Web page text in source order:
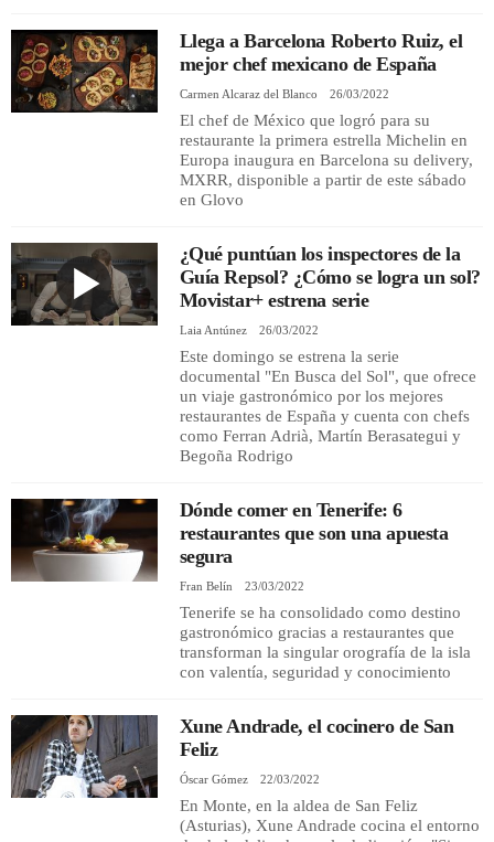
REGISTRO
INICIAR SESIÓN
Llega a Barcelona Roberto Ruiz, el
mejor chef mexicano de España
Carmen Alcaraz del Blanco 26/03/2022
El chef de México que logró para su
restaurante la primera estrella Michelin en
Europa inaugura en Barcelona su delivery,
MXRR, disponible a partir de este sábado
en Glovo
¿Qué puntúan los inspectores de la
Guía Repsol? ¿Cómo se logra un sol?
Movistar+ estrena serie
Laia Antúnez 26/03/2022
Este domingo se estrena la serie
documental "En Busca del Sol", que ofrece
un viaje gastronómico por los mejores
restaurantes de España y cuenta con chefs
como Ferran Adrià, Martín Berasategui y
Begoña Rodrigo
Dónde comer en Tenerife: 6
restaurantes que son una apuesta
segura
Fran Belín 23/03/2022
Tenerife se ha consolidado como destino
gastronómico gracias a restaurantes que
transforman la singular orografía de la isla
con valentía, seguridad y conocimiento
Xune Andrade, el cocinero de San
Feliz
Óscar Gómez 22/03/2022
En Monte, en la aldea de San Feliz
(Asturias), Xune Andrade cocina el entorno